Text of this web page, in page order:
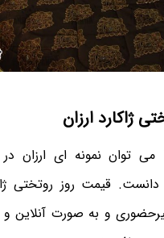
ژاکارد ارزان
می توان نمونه ای ارزان در
دانست. قیمت روز روتختی
و به صورت آنلاین و